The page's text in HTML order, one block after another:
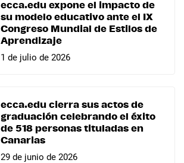
ecca.edu expone el impacto de
su modelo educativo ante el IX
Congreso Mundial de Estilos de
Aprendizaje
1 de julio de 2026
ecca.edu cierra sus actos de
graduación celebrando el éxito
de 518 personas tituladas en
Canarias
29 de junio de 2026